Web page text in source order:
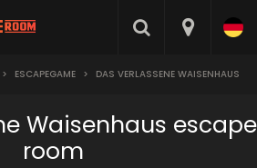
> ESCAPEGAME > DAS VERLASSENE WAISENHAUS
Waisenhaus escape
room